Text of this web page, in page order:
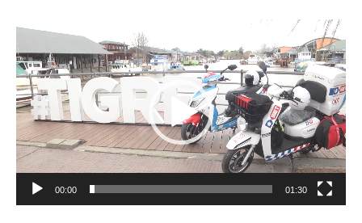
Reproductor
de
video
00:00 01:30